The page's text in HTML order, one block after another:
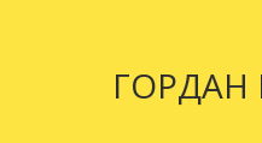
ГОРДАН